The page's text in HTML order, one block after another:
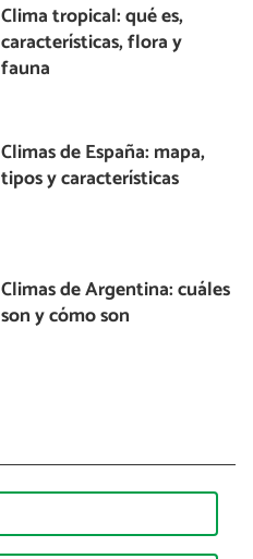
Clima tropical: qué es,
características, flora y
fauna
Climas de España: mapa,
tipos y características
Climas de Argentina: cuáles
son y cómo son